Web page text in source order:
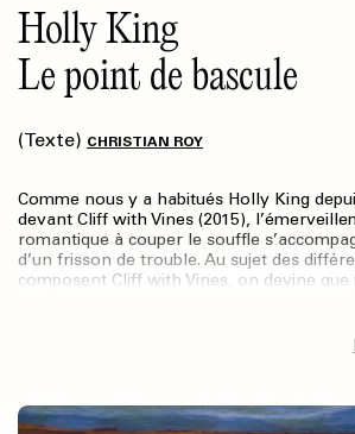
Holly King
Le point de bascule
(Texte) CHRISTIAN ROY
Comme nous y a habitués Holly King
devant Cliff with Vines (2015),
romantique à couper le souffle
d’un frisson de trouble. Au sujet des
composent Cliff with Vines, on devine que